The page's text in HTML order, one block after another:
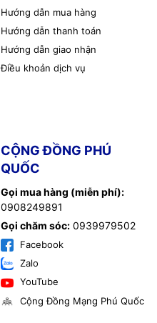
Hướng dẫn mua hàng
Hướng dẫn thanh toán
Hướng dẫn giao nhận
Điều khoản dịch vụ
CỘNG ĐỒNG PHÚ
QUỐC
Gọi mua hàng (miễn phí):
0908249891
Gọi chăm sóc: 0939979502
Facebook
Zalo
YouTube
Cộng Đồng Mạng Phú Quốc